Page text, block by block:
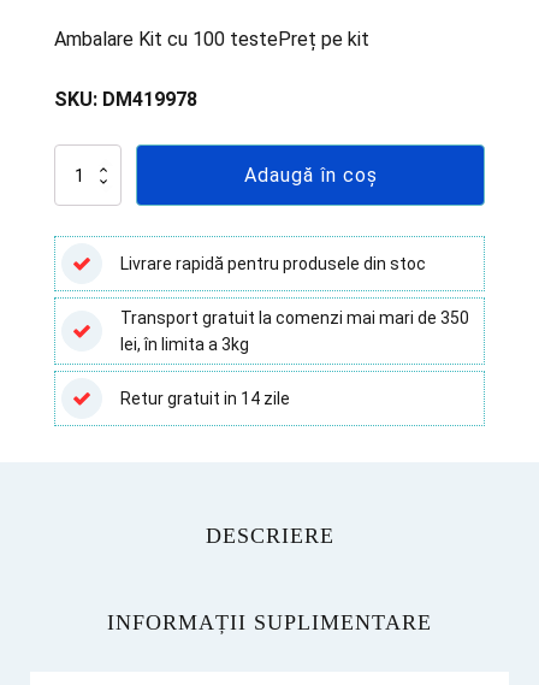
Ambalare Kit cu 100 testePreț pe kit
SKU: DM419978
Cantitate
Proteina
C
Reactiva-
Latex
5
mL
(100
teste)
Adaugă în coș
Livrare rapidă pentru produsele din stoc
Transport gratuit la comenzi mai mari de 350
lei, în limita a 3kg
Retur gratuit in 14 zile
DESCRIERE
INFORMAȚII SUPLIMENTARE